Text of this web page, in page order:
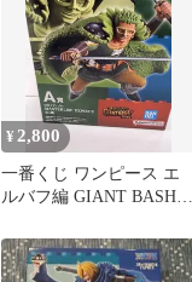
¥ 2,800
一番くじ ワンピース エ
ルバフ編 GIANT BASH!!